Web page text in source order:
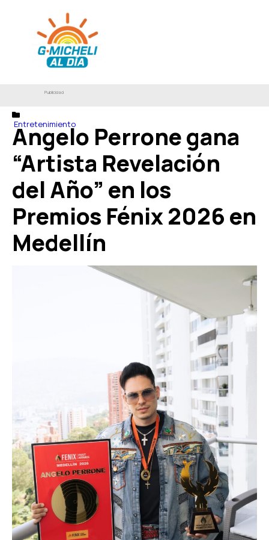
Publicidad
Entretenimiento
Angelo Perrone gana
“Artista Revelación
del Año” en los
Premios Fénix 2026 en
Medellín